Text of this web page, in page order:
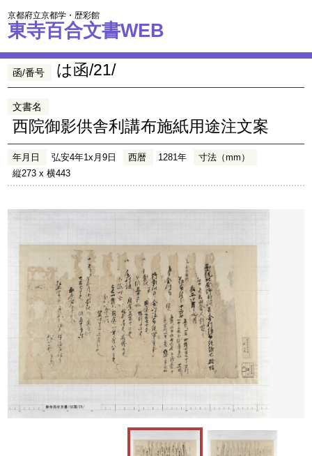
京都府立京都学・歴彩館
東寺百合文書WEB
函/番号 は函/21/
文書名
西院御影供舎利講布施紙用途注文案
年月日 弘安4年1x月9日 西暦 1281年
寸法（mm）
縦273 x 横443